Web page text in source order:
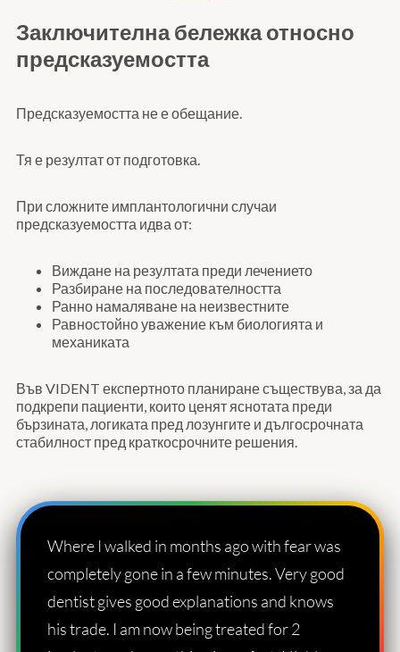
Заключителна бележка относно
предсказуемостта
Предсказуемостта не е обещание.
Тя е резултат от подготовка.
При сложните имплантологични случаи
предсказуемостта идва от:
Виждане на резултата преди лечението
Разбиране на последователността
Ранно намаляване на неизвестните
Равностойно уважение към биологията и
механиката
Във VIDENT експертното планиране съществува, за да
подкрепи пациенти, които ценят яснотата преди
бързината, логиката пред лозунгите и дългосрочната
стабилност пред краткосрочните решения.
Where I walked in months ago with fear was
completely gone in a few minutes. Very good
dentist gives good explanations and knows
his trade. I am now being treated for 2